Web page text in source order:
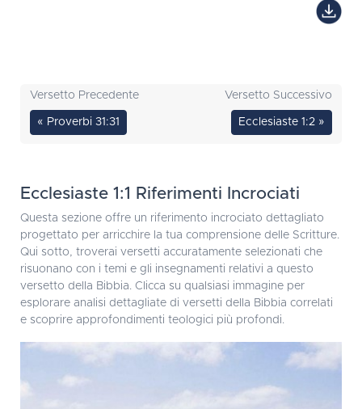
Versetto Precedente
« Proverbi 31:31
Versetto Successivo
Ecclesiaste 1:2 »
Ecclesiaste 1:1 Riferimenti Incrociati
Questa sezione offre un riferimento incrociato dettagliato
progettato per arricchire la tua comprensione delle Scritture.
Qui sotto, troverai versetti accuratamente selezionati che
risuonano con i temi e gli insegnamenti relativi a questo
versetto della Bibbia. Clicca su qualsiasi immagine per
esplorare analisi dettagliate di versetti della Bibbia correlati
e scoprire approfondimenti teologici più profondi.